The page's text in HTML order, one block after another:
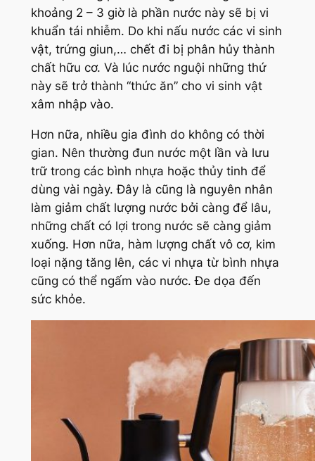
khoảng 2 – 3 giờ là phần nước này sẽ bị vi
khuẩn tái nhiễm. Do khi nấu nước các vi sinh
vật, trứng giun,… chết đi bị phân hủy thành
chất hữu cơ. Và lúc nước nguội những thứ
này sẽ trở thành “thức ăn” cho vi sinh vật
xâm nhập vào.
Hơn nữa, nhiều gia đình do không có thời
gian. Nên thường đun nước một lần và lưu
trữ trong các bình nhựa hoặc thủy tinh để
dùng vài ngày. Đây là cũng là nguyên nhân
làm giảm chất lượng nước bởi càng để lâu,
những chất có lợi trong nước sẽ càng giảm
xuống. Hơn nữa, hàm lượng chất vô cơ, kim
loại nặng tăng lên, các vi nhựa từ bình nhựa
cũng có thể ngấm vào nước. Đe dọa đến
sức khỏe.